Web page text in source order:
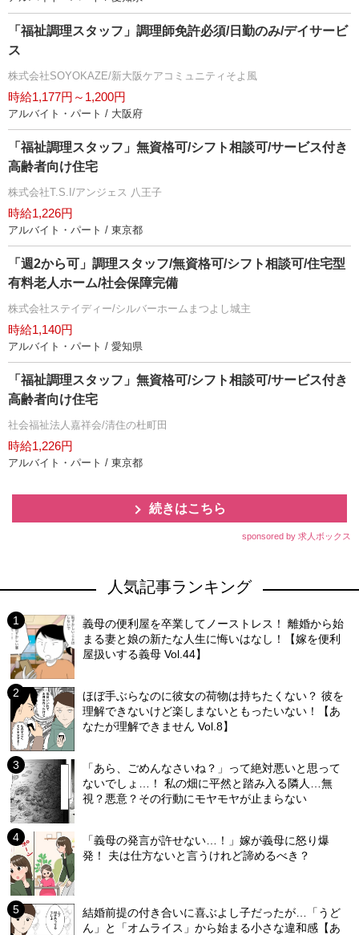
「福祉調理スタッフ」調理師免許必須/日勤のみ/デイサービ
ス
株式会社SOYOKAZE/新大阪ケアコミュニティそよ風
時給1,177円～1,200円
アルバイト・パート / 大阪府
「福祉調理スタッフ」無資格可/シフト相談可/サービス付き
高齢者向け住宅
株式会社T.S.I/アンジェス 八王子
時給1,226円
アルバイト・パート / 東京都
「週2から可」調理スタッフ/無資格可/シフト相談可/住宅型
有料老人ホーム/社会保障完備
株式会社ステイディー/シルバーホームまつよし城主
時給1,140円
アルバイト・パート / 愛知県
「福祉調理スタッフ」無資格可/シフト相談可/サービス付き
高齢者向け住宅
社会福祉法人嘉祥会/清住の杜町田
時給1,226円
アルバイト・パート / 東京都
続きはこちら
sponsored by 求人ボックス
人気記事ランキング
義母の便利屋を卒業してノーストレス！ 離婚から始
まる妻と娘の新たな人生に悔いはなし！【嫁を便利
屋扱いする義母 Vol.44】
ほぼ手ぶらなのに彼女の荷物は持ちたくない？ 彼を
理解できないけど楽しまないともったいない！【あ
なたが理解できません Vol.8】
「あら、ごめんなさいね？」って絶対悪いと思って
ないでしょ…！ 私の畑に平然と踏み入る隣人…無
視？悪意？その行動にモヤモヤが止まらない
「義母の発言が許せない…！」嫁が義母に怒り爆
発！ 夫は仕方ないと言うけれど諦めるべき？
結婚前提の付き合いに喜ぶよし子だったが…「うど
ん」と「オムライス」から始まる小さな違和感【あ